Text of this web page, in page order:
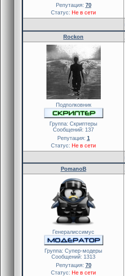
Репутация: 70
Статус: Не в сети
Rockon
Подполковник
Группа: Скриптеры
Сообщений: 137
Репутация: 1
Статус: Не в сети
PomanoB
Генералиссимус
Группа: Cупер-модеры
Сообщений: 1313
Репутация: 70
Статус: Не в сети